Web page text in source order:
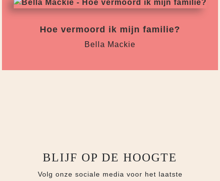
Hoe vermoord ik mijn familie?
Bella Mackie
BLIJF OP DE HOOGTE
Volg onze sociale media voor het laatste